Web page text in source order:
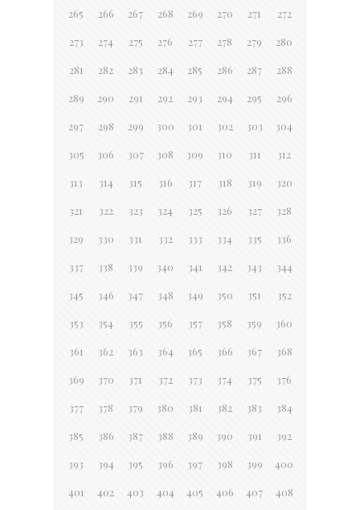
265 266 267 268 269 270 271 272
273 274 275 276 277 278 279 280
281 282 283 284 285 286 287 288
289 290 291 292 293 294 295 296
297 298 299 300 301 302 303 304
305 306 307 308 309 310 311 312
313 314 315 316 317 318 319 320
321 322 323 324 325 326 327 328
329 330 331 332 333 334 335 336
337 338 339 340 341 342 343 344
345 346 347 348 349 350 351 352
353 354 355 356 357 358 359 360
361 362 363 364 365 366 367 368
369 370 371 372 373 374 375 376
377 378 379 380 381 382 383 384
385 386 387 388 389 390 391 392
393 394 395 396 397 398 399 400
401 402 403 404 405 406 407 408